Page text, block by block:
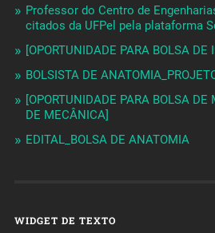
Professor do Centro de
citados da UFPel pela plataforma
[OPORTUNIDADE PARA BOLSA
BOLSISTA DE
[OPORTUNIDADE PARA BOLSA
DE MECÂNICA]
EDITAL_BOLSA DE ANATOMIA
WIDGET DE TEXTO